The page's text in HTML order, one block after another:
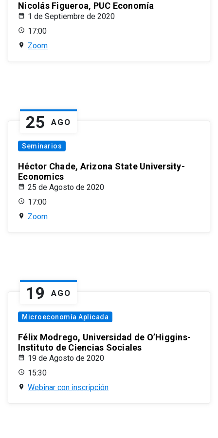
Nicolás Figueroa, PUC Economía
1 de Septiembre de 2020
17:00
Zoom
25 AGO
Seminarios
Héctor Chade, Arizona State University-
Economics
25 de Agosto de 2020
17:00
Zoom
19 AGO
Microeconomía Aplicada
Félix Modrego, Universidad de O’Higgins-
Instituto de Ciencias Sociales
19 de Agosto de 2020
15:30
Webinar con inscripción